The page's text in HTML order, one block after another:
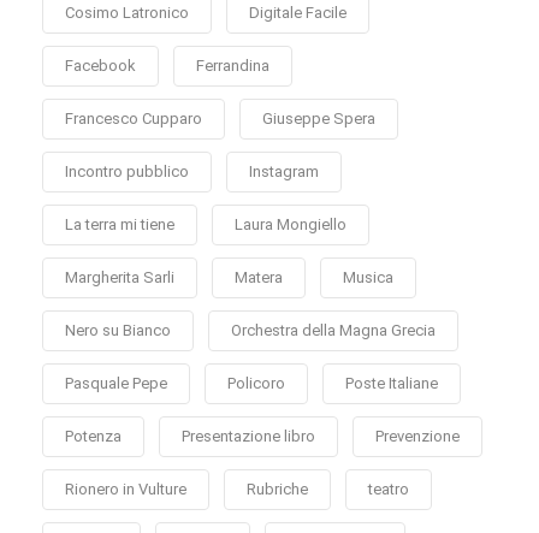
Cosimo Latronico Digitale Facile
Facebook Ferrandina
Francesco Cupparo Giuseppe Spera
Incontro pubblico Instagram
La terra mi tiene Laura Mongiello
Margherita Sarli Matera Musica
Nero su Bianco Orchestra della Magna Grecia
Pasquale Pepe Policoro Poste Italiane
Potenza Presentazione libro Prevenzione
Rionero in Vulture Rubriche teatro